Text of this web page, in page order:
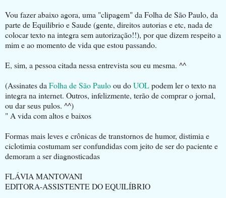
Vou fazer abaixo agora, uma "clipagem" da Folha de São Paulo, da
parte de Equilibrio e Saude (gente, direitos autorias e etc, nada de
colocar texto na integra sem autorização!!), por que dizem respeito a
mim e ao momento de vida que estou passando.
E, sim, a pessoa citada nessa entrevista sou eu mesma. ^^
(Assinates da Folha de São Pauloou doUOLpodem ler o texto na
integra na internet. Outros, infelizmente, terão de comprar o jornal,
ou dar seus pulos. ^^)
" A vida com altos e baixos
Formas mais leves e crônicas de transtornos de humor, distimia e
ciclotimia costumam ser confundidas com jeito de ser do paciente e
demoram a ser diagnosticadas
FLÁVIA MANTOVANI
EDITORA-ASSISTENTE DO EQUILÍBRIO